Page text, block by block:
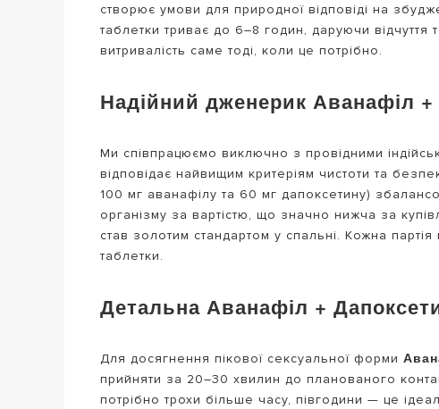
створює умови для природної відповіді на
таблетки триває до 6–8 годин, даруючи відчуття
витривалість саме тоді, коли це потрібно.
Надійний дженерик Аванафіл +
Ми співпрацюємо виключно з провідними
відповідає найвищим критеріям чистоти та
100 мг аванафілу та 60 мг дапоксетину)
організму за вартістю, що значно нижча за
став золотим стандартом у спальні. Кожна
таблетки.
Детальна Аванафіл +
Для досягнення пікової сексуальної форми
прийняти за 20–30 хвилин до планованого
потрібно трохи більше часу, півгодини — це